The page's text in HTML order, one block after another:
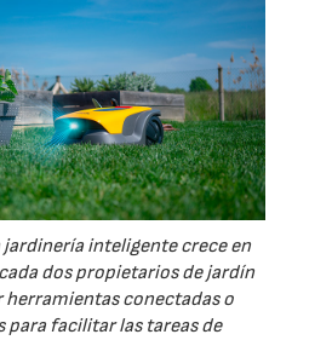
jardinería inteligente crece en
dos propietarios de jardín
conectadas o
para facilitar las tareas de